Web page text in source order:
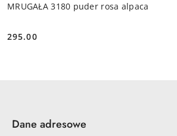
MRUGAŁA 3180 puder rosa alpaca
Cena:
295.00
Dane adresowe